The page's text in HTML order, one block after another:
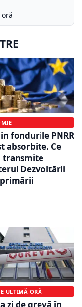
fondurile PNRR
absorbite. Ce
transmite
Dezvoltării
ULTIMĂ ORĂ
zi de grevă în